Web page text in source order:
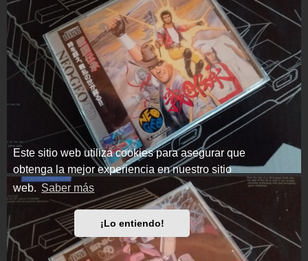
Este sitio web utiliza cookies para asegurar que
obtenga la mejor experiencia en nuestro sitio
web. Saber más
¡Lo entiendo!